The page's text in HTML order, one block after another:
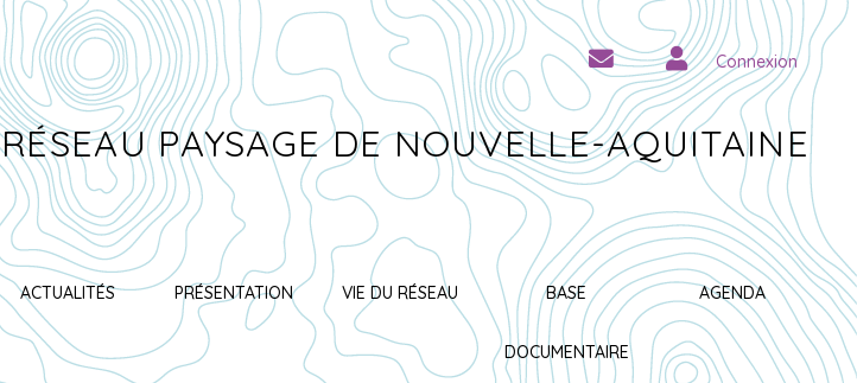
Connexion
RÉSEAU PAYSAGE DE NOUVELLE-AQUITAINE
ACTUALITÉS PRÉSENTATION VIE DU RÉSEAU BASE
DOCUMENTAIRE
AGENDA